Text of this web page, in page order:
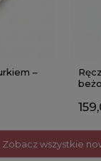
–
Zobacz wszystkie